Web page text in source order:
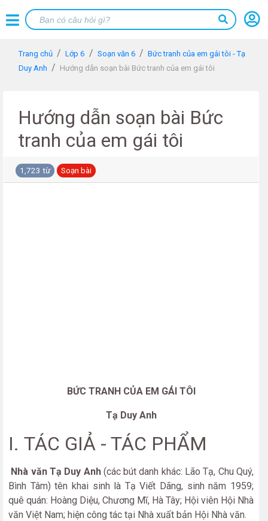
Trang chủ Lớp 6 Soạn văn 6
Bức tranh của em gái tôi - Tạ
Duy Anh
Hướng dẫn soạn bài Bức tranh của em gái tôi
Hướng dẫn soạn bài Bức
tranh của em gái tôi
1,723 từ Soạn bài
BỨC TRANH CỦA EM GÁI TÔI
Tạ Duy Anh
I. TÁC GIẢ - TÁC PHẨM
Nhà văn Tạ Duy Anh(các bút danh khác: Lão Tạ, Chu Quý,
Bình Tâm) tên khai sinh là Tạ Viết Dãng, sinh năm 1959;
quê quán: Hoàng Diệu, Chương Mĩ, Hà Tây; Hội viên Hội Nhà
văn Việt Nam; hiện công tác tại Nhà xuất bản Hội Nhà văn.